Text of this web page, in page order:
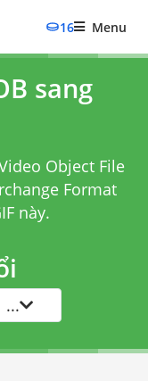
16 Menu
sang
Object File
Format
này.
...